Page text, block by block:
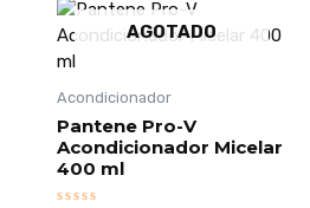
AGOTADO
Acondicionador
Pantene Pro-V
Acondicionador Micelar
400 ml